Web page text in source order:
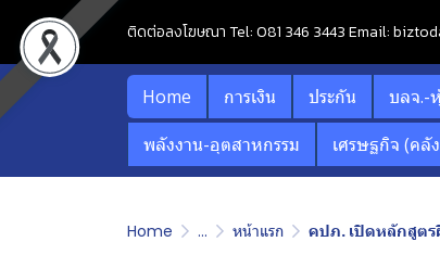
ติดต่อลงโฆษณา Tel: 081 346 3443 Email:
Home การเงิน ประกัน บลจ.-
พลังงาน-อุตสาหกรรม
เศรษฐกิจ (ค
Home ... หน้าแรก คปภ. เปิดหลักสูตรฝึก